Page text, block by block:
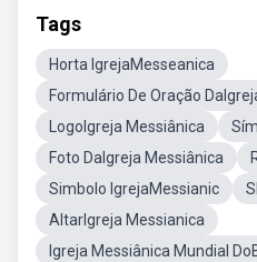
Tags
Horta IgrejaMesseanica
Formulário De Oração
LogoIgreja Messiânica
Foto DaIgreja Messiânica
Simbolo IgrejaMessianic
AltarIgreja Messianica
Igreja Messiânica Mundial